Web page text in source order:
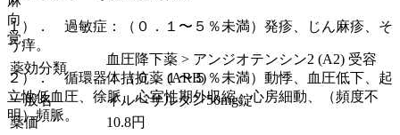
１）． 過敏症：（０．１〜５％未満）発疹、じん麻疹、そ
う痒。
２）． 循環器：（０．１〜５％未満）動悸、血圧低下、起
立性低血圧、徐脈、心室性期外収縮、心房細動、（頻度不
明）頻脈。
向
覚
薬効分類
血圧降下薬 > アンジオテンシン2 (A2) 受容
体拮抗薬 (ARB)
一般名
イルベサルタン50mg錠
薬価
10.8円